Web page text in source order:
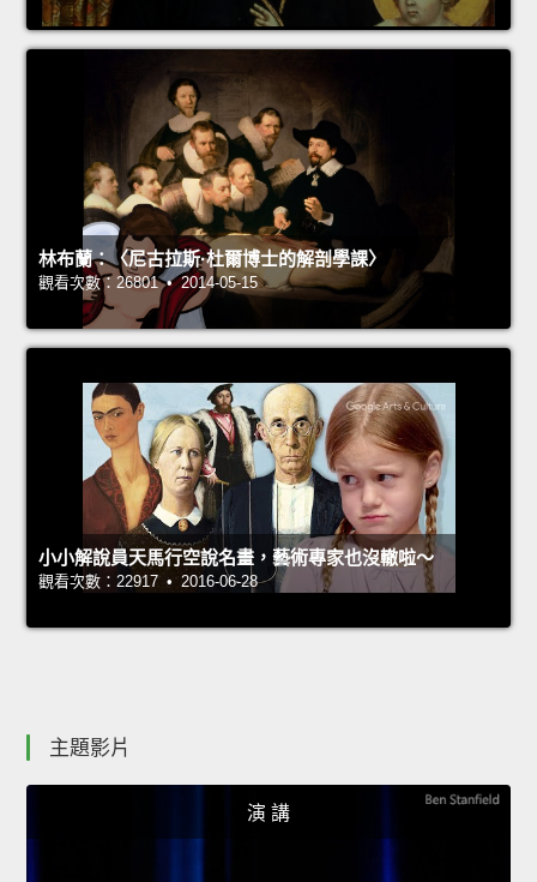
林布蘭：〈尼古拉斯·杜爾博士的解剖學課〉
觀看次數：26801 • 2014-05-15
小小解說員天馬行空說名畫，藝術專家也沒轍啦～
觀看次數：22917 • 2016-06-28
主題影片
演 講